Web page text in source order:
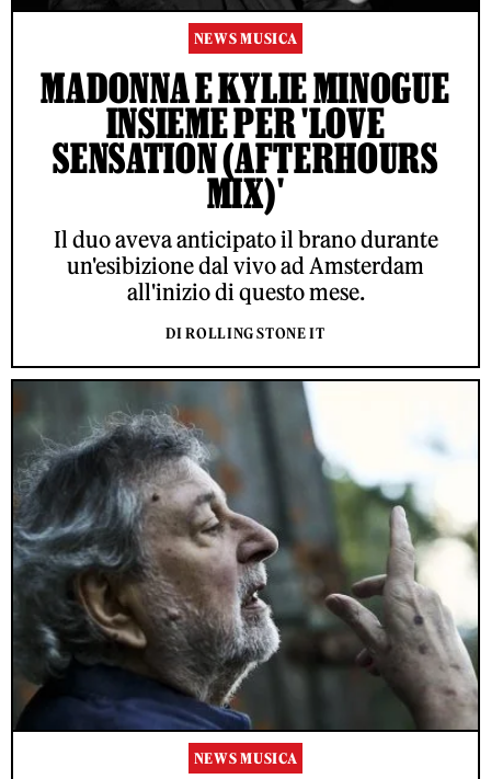
NEWS MUSICA
MADONNA E KYLIE MINOGUE
INSIEME PER 'LOVE
SENSATION (AFTERHOURS
MIX)'
Il duo aveva anticipato il brano durante
un'esibizione dal vivo ad Amsterdam
all'inizio di questo mese.
DI ROLLING STONE IT
NEWS MUSICA